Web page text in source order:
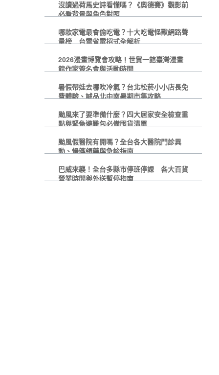
沒讀過荷馬史詩看懂嗎？《奧德賽》觀影前
必看背景與角色對照
哪款家電最會偷吃電？十大吃電怪獸網路聲
量榜 台電省電招式全解析
2026漫畫博覽會攻略！世貿一館臺灣漫畫
館作家簽名會與活動時間
暑假帶娃去哪吹冷氣？台北松菸小小店長免
費體驗、誠品北中南暑期市集攻略
颱風來了要準備什麼？四大居家安全檢查重
點與緊急避難包必備囤貨清單
颱風假醫院有開嗎？全台各大醫院門診異
動、慢箋領藥與急診指南
巴威來襲！全台多縣市停班停課 各大百貨
營業時間與外送暫停指南